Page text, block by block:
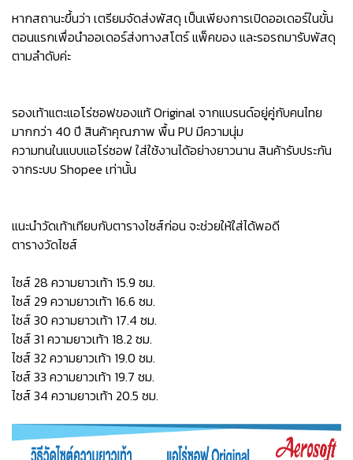
หากสถานะขึ้นว่า เตรียมจัดส่งพัสดุ เป็นเพียงการเปิดออเดอร์ในขั้น
ตอนแรกเพื่อนำออเดอร์ส่งทางสโตร์ แพ็คของ และรอรถมารับพัสดุ
ตามลำดับค่ะ
รองเท้าแตะแอโร่ซอฟของแท้ Original จากแบรนด์อยู่คู่กับคนไทย
มากกว่า 40 ปี สินค้าคุณภาพ พื้น PU มีความนุ่ม
ความทนในแบบแอโร่ซอฟ ใส่ใช้งานได้อย่างยาวนาน สินค้ารับประกัน
จากระบบ Shopee เท่านั้น
แนะนำวัดเท้าเทียบกับตารางไซส์ก่อน จะช่วยให้ใส่ได้พอดี
ตารางวัดไซส์
ไซส์ 28 ความยาวเท้า 15.9 ซม.
ไซส์ 29 ความยาวเท้า 16.6 ซม.
ไซส์ 30 ความยาวเท้า 17.4 ซม.
ไซส์ 31 ความยาวเท้า 18.2 ซม.
ไซส์ 32 ความยาวเท้า 19.0 ซม.
ไซส์ 33 ความยาวเท้า 19.7 ซม.
ไซส์ 34 ความยาวเท้า 20.5 ซม.